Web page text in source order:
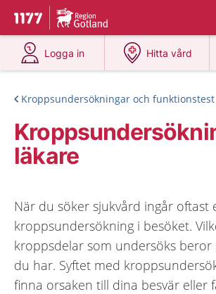
Till startsidan för 1177
Du har valt region
Logga in
på 1177.se
Hitta vård
på 1177.se
Kroppsundersökningar och funktionstest
läkare
När du söker sjukvård ingår oftast
kroppsundersökning i besöket.
kroppsdelar som undersöks beror
du har. Syftet med
finna orsaken till dina besvär eller